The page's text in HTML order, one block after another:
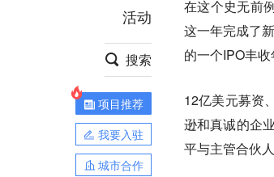
安徽
活动
搜索
项目推荐
我要入驻
城市合作
在这个史无前
这一年完成了
的一个IPO丰收
12亿美元募资
逊和真诚的企
平与主管合伙